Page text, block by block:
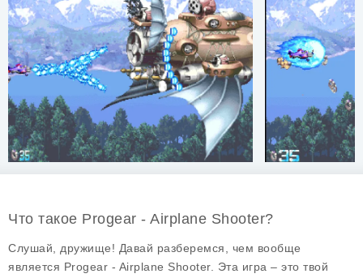
Что такое Progear - Airplane Shooter?
Слушай, дружище! Давай разберемся, чем вообще
является Progear - Airplane Shooter. Эта игра – это твой